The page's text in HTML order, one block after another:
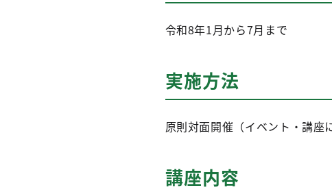
令和8年1月から7月まで
実施方法
原則対面開催（イベント・講座
講座内容